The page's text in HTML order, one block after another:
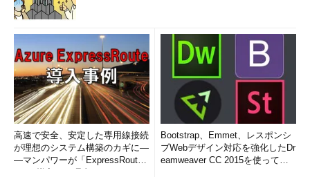
高速で安全、安定した専用線接続
が理想のシステム構築のカギに―
―マンパワーが「ExpressRout
Bootstrap、Emmet、レスポンシ
ブWebデザイン対応を強化したDr
eamweaver CC 2015を使って